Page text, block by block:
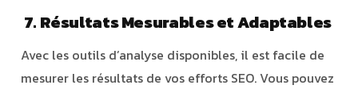
7. Résultats Mesurables et Adaptables
Avec les outils d’analyse disponibles, il est facile de
mesurer les résultats de vos efforts SEO. Vous pouvez